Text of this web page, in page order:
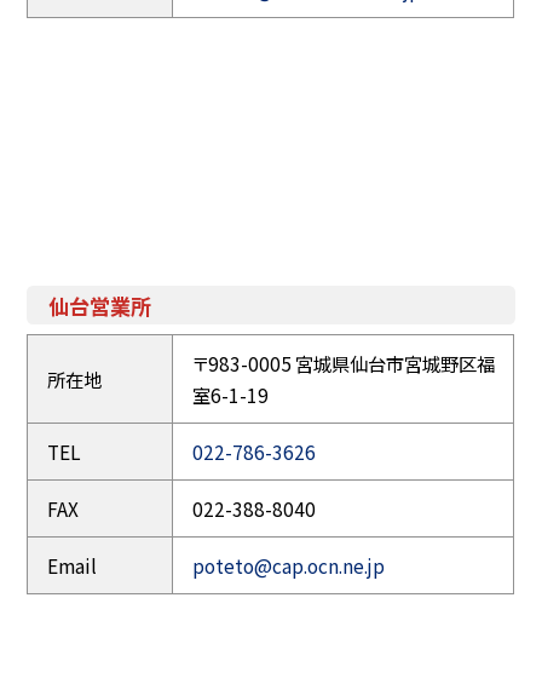
仙台営業所
所在地
〒983-0005 宮城県仙台市宮城野区福
室6-1-19
TEL 022-786-3626
FAX 022-388-8040
Email poteto@cap.ocn.ne.jp